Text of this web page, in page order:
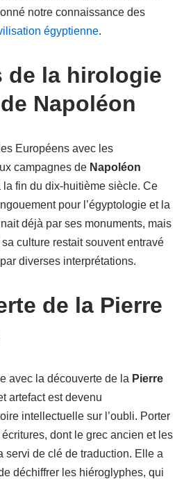
notre connaissance des
égyptienne.
de la hirologie
Napoléon
Européens avec les
campagnes de Napoléon
la fin du dix-huitième siècle. Ce
pour l’égyptologie et la
déjà par ses monuments, mais
sa culture restait souvent entravé
diverses interprétations.
de la Pierre
avec la découverte de la Pierre
artefact est devenu
intellectuelle sur l’oubli. Porter
dont le grec ancien et les
servi de clé de traduction. Elle a
déchiffrer les hiéroglyphes, qui